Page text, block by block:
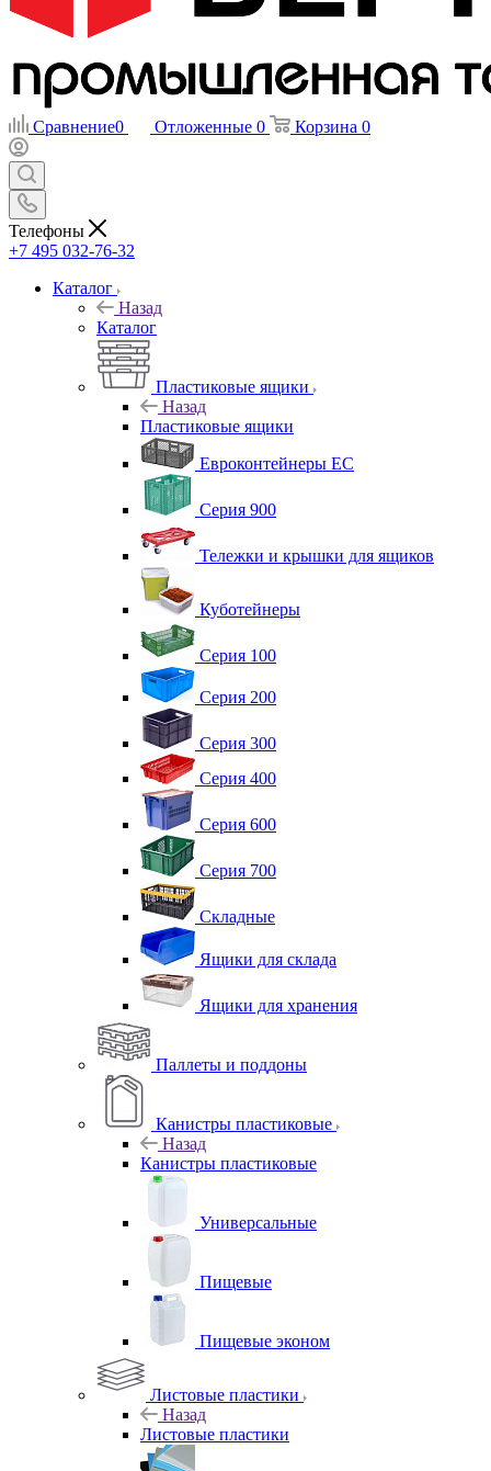
Сравнение0 Отложенные 0 Корзина 0
Телефоны
+7 495 032-76-32
Каталог
Назад
Каталог
Пластиковые ящики
Назад
Пластиковые ящики
Евроконтейнеры ЕС
Серия 900
Тележки и крышки для ящиков
Куботейнеры
Серия 100
Серия 200
Серия 300
Серия 400
Серия 600
Серия 700
Складные
Ящики для склада
Ящики для хранения
Паллеты и поддоны
Канистры пластиковые
Назад
Канистры пластиковые
Универсальные
Пищевые
Пищевые эконом
Листовые пластики
Назад
Листовые пластики